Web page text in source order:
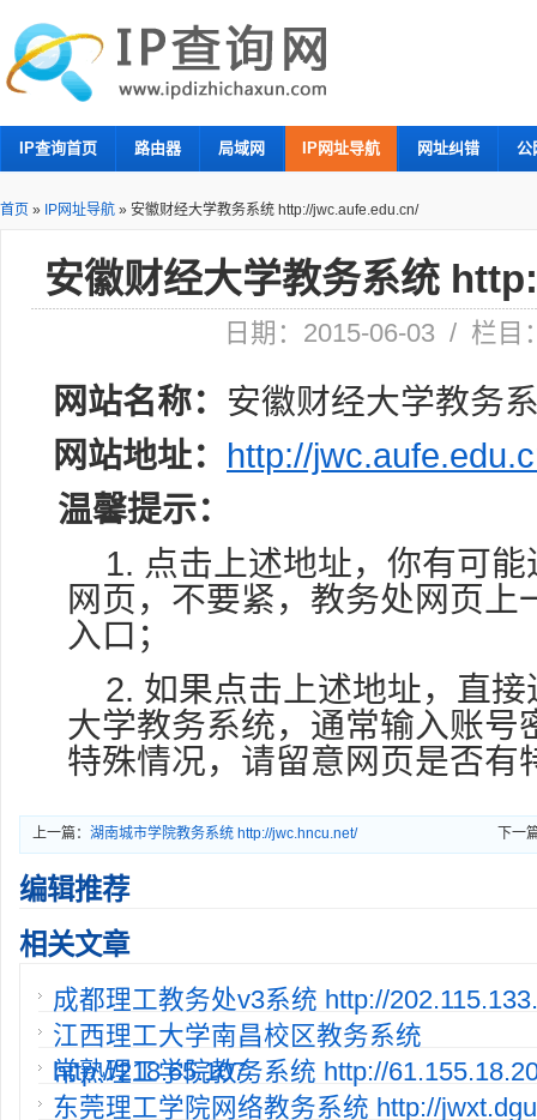
IP查询首页 路由器 局域网 IP网址导航 网址纠错 公
首页 » IP网址导航 » 安徽财经大学教务系统 http://jwc.aufe.edu.cn/
安徽财经大学教务系统
日期：2015-06-03 / 栏目
网站名称： 安徽财经大学教务
网站地址： http://
温馨提示：
1. 点击上述地址，你有可
网页，不要紧，教务处网页上
入口；
2. 如果点击上述地址，直
大学教务系统，通常输入账号
特殊情况，请留意网页是否有
上一篇： 湖南城市学院教务系统 http://jwc.hncu.net/ 下一
编辑推荐
相关文章
成都理工教务处v3系统 http://
江西理工大学南昌校区教务系统
http://218.65.107.
常熟理工学院教务系统 http://
东莞理工学院网络教务系统 http://